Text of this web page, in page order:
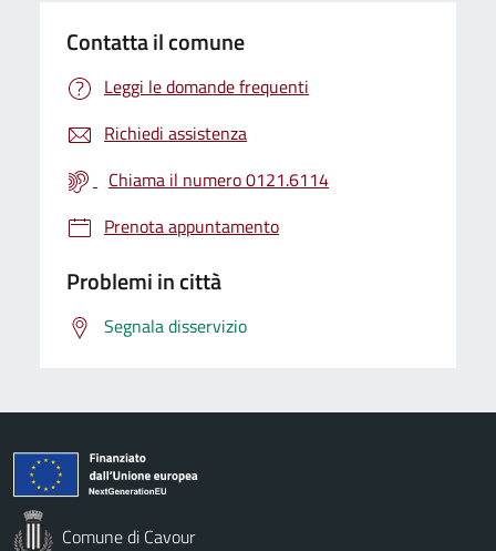
Contatta il comune
Leggi le domande frequenti
Richiedi assistenza
Chiama il numero 0121.6114
Prenota appuntamento
Problemi in città
Segnala disservizio
Comune di Cavour